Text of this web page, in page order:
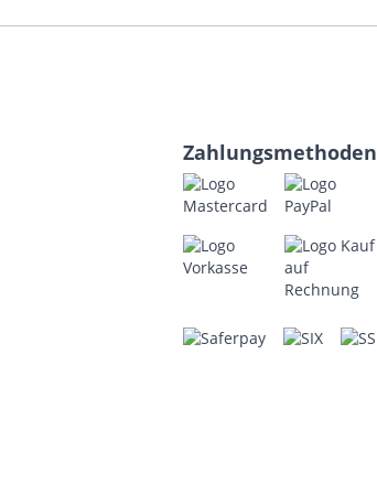
Zahlungsmethoden